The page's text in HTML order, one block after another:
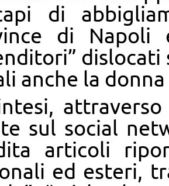
di
di Napoli
anche la
sul social
articoli
ed esteri,